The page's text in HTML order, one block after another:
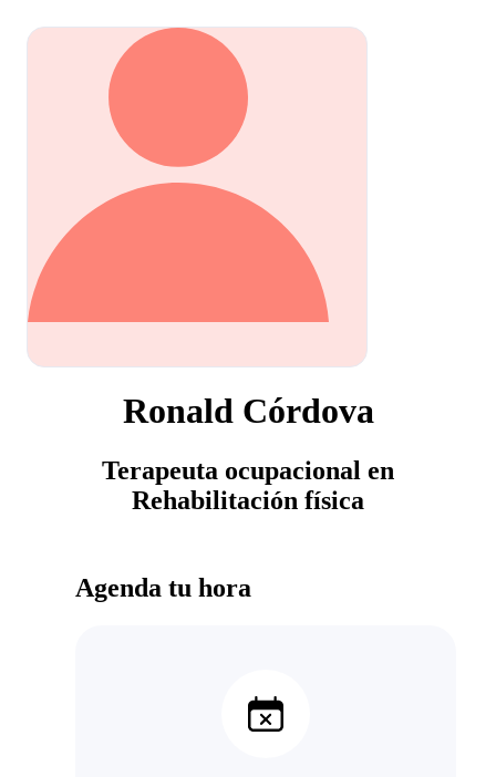
Ronald Córdova
Terapeuta ocupacional en
Rehabilitación física
Agenda tu hora